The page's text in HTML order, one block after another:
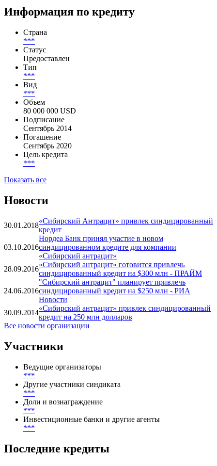
Информация по кредиту
Страна
***
Статус
Предоставлен
Тип
***
Вид
***
Объем
80 000 000 USD
Подписание
Сентябрь 2014
Погашение
Сентябрь 2020
Цель кредита
***
Показать все
Новости
30.01.2018
«Сибирский Антрацит» привлек синдицированный
кредит
03.10.2016
Нордеа Банк принял участие в новом
синдицированном кредите для компании
«Сибирский антрацит»
28.09.2016
«Сибирский антрацит» готовится привлечь
синдицированный кредит на $300 млн - ПРАЙМ
24.06.2016
"Сибирский антрацит" планирует привлечь
синдицированный кредит на $250 млн - РИА
Новости
30.09.2014
«Сибирский антрацит» привлек синдицированный
кредит на 250 млн долларов
Все новости организации
Участники
Ведущие организаторы
***
Другие участники синдиката
***
Доли и вознаграждение
***
Инвестиционные банки и другие агенты
***
Последние кредиты